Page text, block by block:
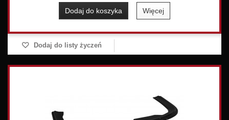
Dodaj do koszyka Więcej
Dodaj do listy życzeń